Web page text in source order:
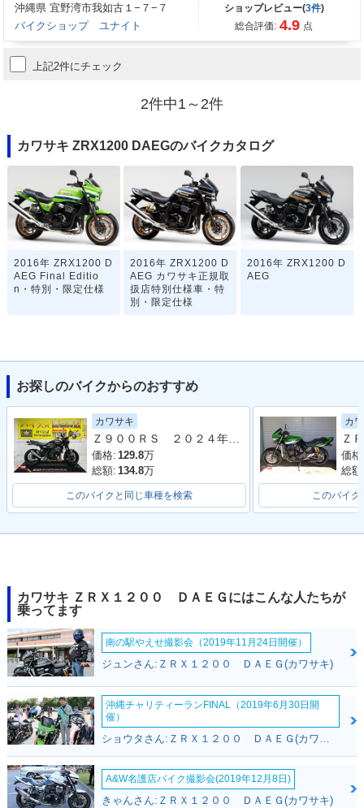
沖縄県 宜野湾市我如古１−７−７
バイクショップ ユナイト
ショップレビュー(3件)
総合評価: 4.9 点
上記2件にチェック
2件中1～2件
カワサキ ZRX1200 DAEGのバイクカタログ
2016年 ZRX1200 D
AEG Final Editio
n・特別・限定仕様
2016年 ZRX1200 D
AEG カワサキ正規取
扱店特別仕様車・特
別・限定仕様
2016年 ZRX1200 D
AEG
2015年 ZRX1200 D
AEG カワサキ正規取
扱店特別仕様車・特
別・限定仕様
2015年 ZRX1200 D
AEG・カラーチェン
ジ
2014年 ZRX1200 D
AEG BLACK LIMIT
ED・特別・限定仕様
AEG・カラーチェン
ジ
AEG Z生誕40周年記
2013年 ZRX1200 D
AEG・カラーチェン
AEG カワサキ正規取
扱店特別仕様車・特
別・限定仕様
ジ
ジ
お探しのバイクからのおすすめ
カワサキ
Ｚ９００ＲＳ ２０２４年モデル 社外フルエキマフラー フェンダーレス ラジエーターカバー タンデムバー シート カスタム多数
価格: 129.8万
総額: 134.8万
このバイクと同じ車種を検索
カ
Ｚ
価
総
このバイ
カワサキ ＺＲＸ１２００ ＤＡＥＧにはこんな人たちが
乗ってます
南の駅やえせ撮影会（2019年11月24日開催）
ジュンさん:ＺＲＸ１２００ ＤＡＥＧ(カワサキ)
沖縄チャリティーランFINAL（2019年6月30日開
催）
A&W名護店バイク撮影会(2019年12月8日)
きゃんさん:ＺＲＸ１２００ ＤＡＥＧ(カワサキ)